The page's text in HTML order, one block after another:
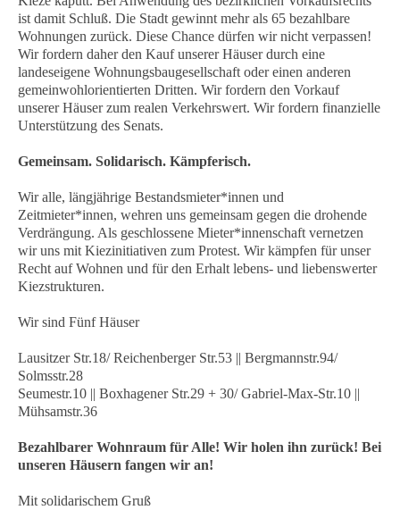
ist damit Schluß. Die Stadt gewinnt mehr als 65 bezahlbare
Wohnungen zurück. Diese Chance dürfen wir nicht verpassen!
Wir fordern daher den Kauf unserer Häuser durch eine
landeseigene Wohnungsbaugesellschaft oder einen anderen
gemeinwohlorientierten Dritten. Wir fordern den Vorkauf
unserer Häuser zum realen Verkehrswert. Wir fordern finanzielle
Unterstützung des Senats.
Gemeinsam. Solidarisch. Kämpferisch.
Wir alle, längjährige Bestandsmieter*innen und
Zeitmieter*innen, wehren uns gemeinsam gegen die drohende
Verdrängung. Als geschlossene Mieter*innenschaft vernetzen
wir uns mit Kiezinitiativen zum Protest. Wir kämpfen für unser
Recht auf Wohnen und für den Erhalt lebens- und liebenswerter
Kiezstrukturen.
Wir sind Fünf Häuser
Lausitzer Str.18/ Reichenberger Str.53 || Bergmannstr.94/
Solmsstr.28
Seumestr.10 || Boxhagener Str.29 + 30/ Gabriel-Max-Str.10 ||
Mühsamstr.36
Bezahlbarer Wohnraum für Alle! Wir holen ihn zurück! Bei
unseren Häusern fangen wir an!
Mit solidarischem Gruß